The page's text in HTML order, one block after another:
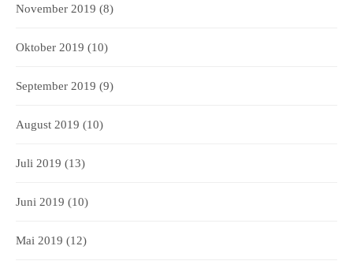
November 2019 (8)
Oktober 2019 (10)
September 2019 (9)
August 2019 (10)
Juli 2019 (13)
Juni 2019 (10)
Mai 2019 (12)